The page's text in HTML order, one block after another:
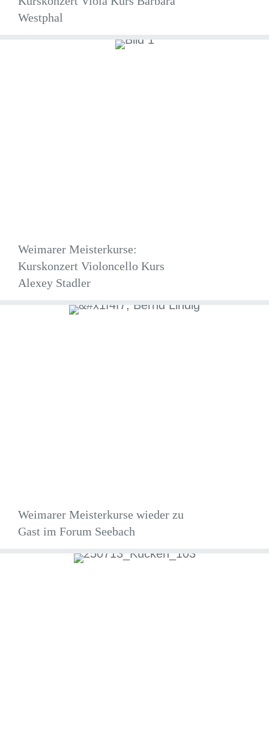
Westphal
Weimarer Meisterkurse:
Kurskonzert Violoncello Kurs
Alexey Stadler
Weimarer Meisterkurse wieder zu
Gast im Forum Seebach